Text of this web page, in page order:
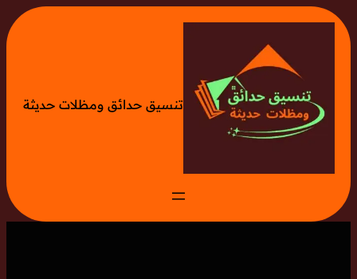
تخطى
إلى
تنسيق حدائق ومظلات حديثة